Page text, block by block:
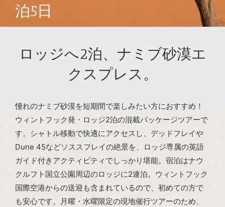
泊5日
ロッジへ2泊、ナミブ砂漠エ
クスプレス。
憧れのナミブ砂漠を短期間で楽しみたい方におすすめ！
ウィントフック発・ロッジ2泊の混載パッケージツアーで
す。シャトル移動で快適にアクセスし、デッドフレイや
Dune 45などソススフレイの絶景を、ロッジ専属の英語
ガイド付きアクティビティでしっかり堪能。宿泊はナウ
クルフト国立公園周辺のロッジに2連泊。ウィントフック
国際空港からの送迎も含まれているので、初めての方で
も安心です。月曜・水曜限定の現地催行ツアーのため、